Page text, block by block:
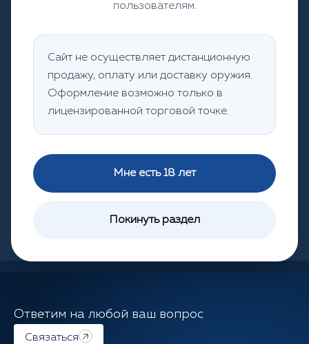
пользователям.
Сайт не осуществляет дистанционную
продажу, оплату или доставку оружия.
Оформление возможно только в
лицензированной торговой точке.
Мне есть 18 лет
Покинуть раздел
Останов с планкой ТОЗ 34
Заказать
Ответим на любой ваш вопрос
Связаться